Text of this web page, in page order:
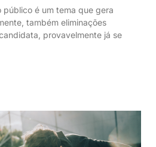
público é um tema que gera
também eliminações
provavelmente já se